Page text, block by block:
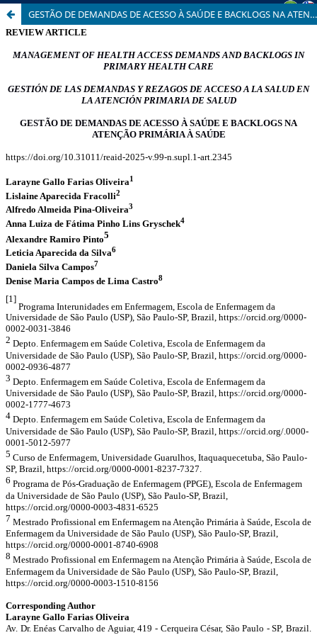
GESTÃO DE DEMANDAS DE ACESSO À SAÚDE E BACKLOGS NA ATENÇÃO PRIMÁRIA À SAÚDE